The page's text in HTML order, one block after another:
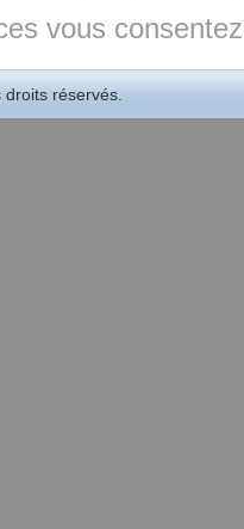
vous
réservés.